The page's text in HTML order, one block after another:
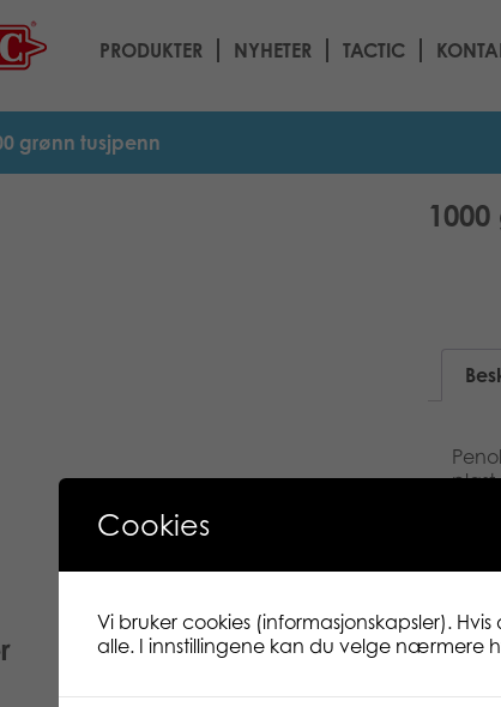
PRODUKTER NYHETER TACTIC
grønn tusjpenn
en
Cookies
Vi bruker cookies (informasjonskapsler).
alle. I innstillingene kan du velge nærmere